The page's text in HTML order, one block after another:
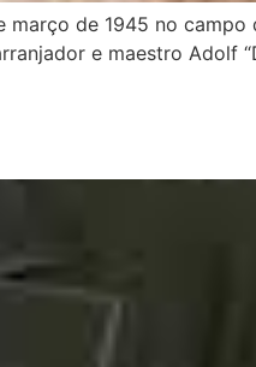
março de 1945 no
e maestro Adolf